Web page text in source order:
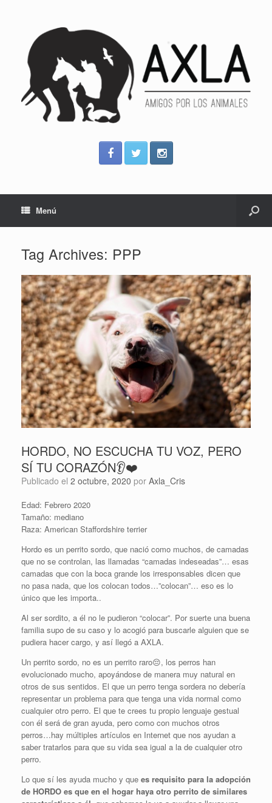
Menú
Tag Archives: PPP
HORDO, NO ESCUCHA TU VOZ, PERO
SÍ TU CORAZÓN👂❤️
Publicado el 2 octubre, 2020 por Axla_Cris
Edad: Febrero 2020
Tamaño: mediano
Raza: American Staffordshire terrier
Hordo es un perrito sordo, que nació como muchos, de camadas
que no se controlan, las llamadas “camadas indeseadas”… esas
camadas que con la boca grande los irresponsables dicen que
no pasa nada, que los colocan todos…”colocan”… eso es lo
único que les importa..
Al ser sordito, a él no le pudieron “colocar”. Por suerte una buena
familia supo de su caso y lo acogió para buscarle alguien que se
pudiera hacer cargo, y así llegó a AXLA.
Un perrito sordo, no es un perrito raro😔, los perros han
evolucionado mucho, apoyándose de manera muy natural en
otros de sus sentidos. El que un perro tenga sordera no debería
representar un problema para que tenga una vida normal como
cualquier otro perro. El que te crees tu propio lenguaje gestual
con él será de gran ayuda, pero como con muchos otros
perros…hay múltiples artículos en Internet que nos ayudan a
saber tratarlos para que su vida sea igual a la de cualquier otro
perro.
Lo que sí les ayuda mucho y que es requisito para la adopción
de HORDO es que en el hogar haya otro perrito de similares